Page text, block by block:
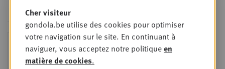
JEU
24
SEPT
Sales & nego Summit
2026
Sales & Nego summit 2026
Cher visiteur
gondola.be utilise des cookies pour optimiser
votre navigation sur le site. En continuant à
naviguer, vous acceptez notre politiqueen
matière de cookies.